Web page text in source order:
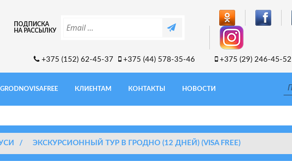
ПОДПИСКА
НА РАССЫЛКУ
+375 (152) 62-45-37 +375 (44) 578-35-46 +375 (29) 246-45-52
GRODNOVISAFREE КЛИЕНТАМ КОНТАКТЫ НОВОСТИ
/ ЭКСКУРСИОННЫЙ ТУР В ГРОДНО (12 ДНЕЙ) (VISA FREE)